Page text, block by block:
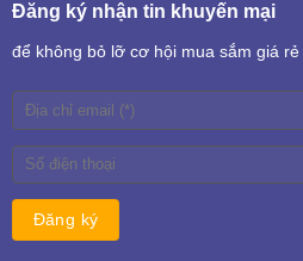
Đăng ký nhận tin khuyến mại
để không bỏ lỡ cơ hội mua sắm giá